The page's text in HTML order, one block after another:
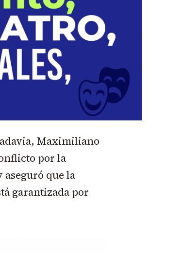
Maximiliano
por la
que la
garantizada por